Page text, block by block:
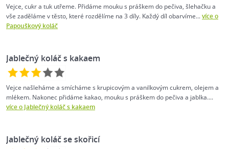
Vejce, cukr a tuk utřeme. Přidáme mouku s práškem do pečiva, šlehačku a
vše zaděláme v těsto, které rozdělíme na 3 díly. Každý díl obarvíme...více o
Papouškový koláč
Jablečný koláč s kakaem
Vejce našleháme a smícháme s krupicovým a vanilkovým cukrem, olejem a
mlékem. Nakonec přidáme kakao, mouku s práškem do pečiva a jablka....
více o Jablečný koláč s kakaem
Jablečný koláč se skořicí